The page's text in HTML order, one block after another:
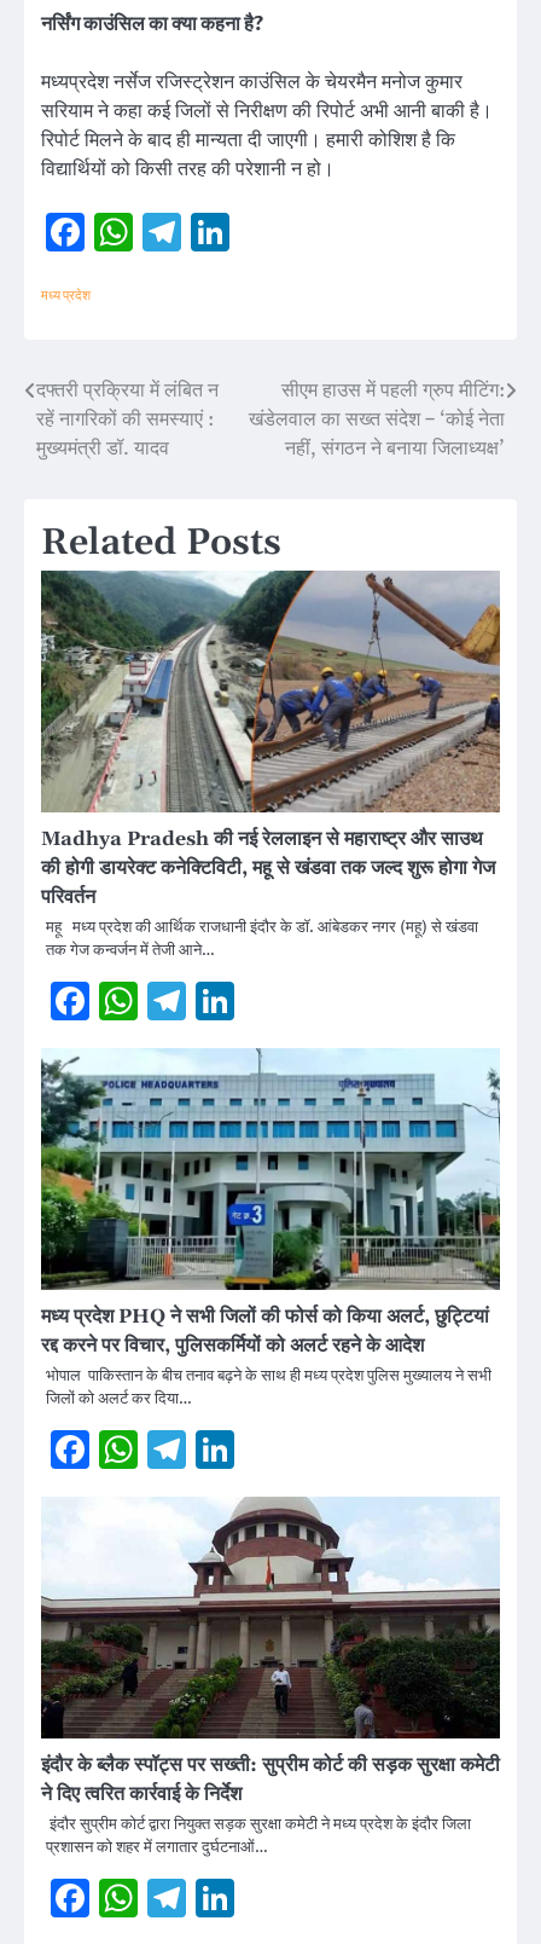
नर्सिंग काउंसिल का क्या कहना है?
मध्यप्रदेश नर्सेज रजिस्ट्रेशन काउंसिल के चेयरमैन मनोज कुमार
सरियाम ने कहा कई जिलों से निरीक्षण की रिपोर्ट अभी आनी बाकी है।
रिपोर्ट मिलने के बाद ही मान्यता दी जाएगी। हमारी कोशिश है कि
विद्यार्थियों को किसी तरह की परेशानी न हो।
Facebook
WhatsApp
Telegram
मध्य प्रदेश
Post
navigation
दफ्तरी प्रक्रिया में लंबित न
रहें नागरिकों की समस्याएं :
मुख्यमंत्री डॉ. यादव
सीएम हाउस में पहली ग्रुप मीटिंग:
खंडेलवाल का सख्त संदेश – ‘कोई नेता
नहीं, संगठन ने बनाया जिलाध्यक्ष’
Related Posts
Madhya Pradesh की नई रेललाइन से महाराष्ट्र और साउथ
की होगी डायरेक्ट कनेक्टिविटी, महू से खंडवा तक जल्द शुरू होगा गेज
परिवर्तन
महू मध्य प्रदेश की आर्थिक राजधानी इंदौर के डॉ. आंबेडकर नगर (महू) से खंडवा
तक गेज कन्वर्जन में तेजी आने…
Facebook
WhatsApp
Telegram
मध्य प्रदेश PHQ ने सभी जिलों की फोर्स को किया अलर्ट, छुट्टियां
रद्द करने पर विचार, पुलिसकर्मियों को अलर्ट रहने के आदेश
भोपाल पाकिस्तान के बीच तनाव बढ़ने के साथ ही मध्य प्रदेश पुलिस मुख्यालय ने सभी
जिलों को अलर्ट कर दिया…
Facebook
WhatsApp
Telegram
इंदौर के ब्लैक स्पॉट्स पर सख्ती: सुप्रीम कोर्ट की सड़क सुरक्षा कमेटी
ने दिए त्वरित कार्रवाई के निर्देश
इंदौर सुप्रीम कोर्ट द्वारा नियुक्त सड़क सुरक्षा कमेटी ने मध्य प्रदेश के इंदौर जिला
प्रशासन को शहर में लगातार दुर्घटनाओं…
Facebook
WhatsApp
Telegram